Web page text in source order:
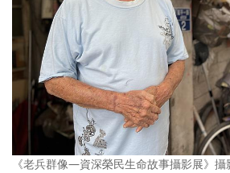
《老兵群像—資深榮民生命故事攝影展》攝